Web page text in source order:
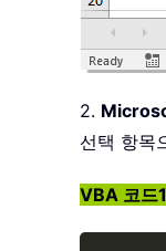
2.
선택 항목
VBA 코드